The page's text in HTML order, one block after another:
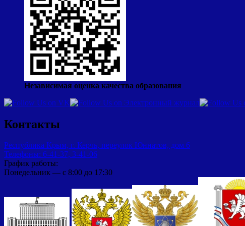
Независимая оценка качества образования
Контакты
Республика Крым, г. Керчь, переулок Юннатов, дом 6
Телефоны: 6-41-37, 3-41-06
График работы:
Понедельник — с 8:00 до 17:30